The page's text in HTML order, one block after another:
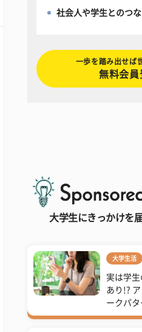
社会人や学生とのつ
一歩を踏み出せば
無料会員
大学生にきっかけを
大学生活
実は学
あり!?
ークパタ